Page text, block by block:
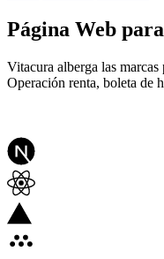
Página Web para
Vitacura alberga las
Operación renta, boleta de